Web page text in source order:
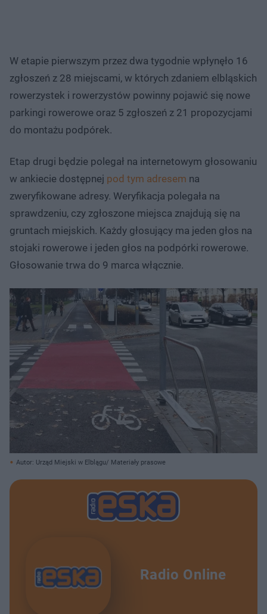
W etapie pierwszym przez dwa tygodnie wpłynęło 16
zgłoszeń z 28 miejscami, w których zdaniem elbląskich
rowerzystek i rowerzystów powinny pojawić się nowe
parkingi rowerowe oraz 5 zgłoszeń z 21 propozycjami
do montażu podpórek.
Etap drugi będzie polegał na internetowym głosowaniu
w ankiecie dostępnej pod tym adresem na
zweryfikowane adresy. Weryfikacja polegała na
sprawdzeniu, czy zgłoszone miejsca znajdują się na
gruntach miejskich. Każdy głosujący ma jeden głos na
stojaki rowerowe i jeden głos na podpórki rowerowe.
Głosowanie trwa do 9 marca włącznie.
Autor: Urząd Miejski w Elblągu/ Materiały prasowe
Radio Online